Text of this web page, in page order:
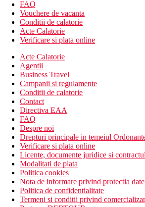
bar de zi
Wi-Fi (contra cost)
spalatorie (contra cost)
casa de schimb valutar
piscina pentru copii
mini club
Descrierea plajei
nisipos cu pietricele
public
umbrele de soare si sezlonguri
Activitati sportive gratuite
darts
tenis de masa
Activitati contra cost
inchirieri auto
Mese
Mic dejun: tip bufet
FAQ
Vouchere de vacanta
Conditii de calatorie
Acte Calatorie
Verificare si plata online
Acte Calatorie
Agentii
Business Travel
Campanii si regulamente
Conditii de calatorie
Contact
Directiva EAA
FAQ
Despre noi
Drepturi principale in temeiul
Verificare si plata online
Licente, documente juridice si
Modalitati de plata
Politica cookies
Nota de informare privind protectia
Politica de confidentialitate
Termeni si conditii privind